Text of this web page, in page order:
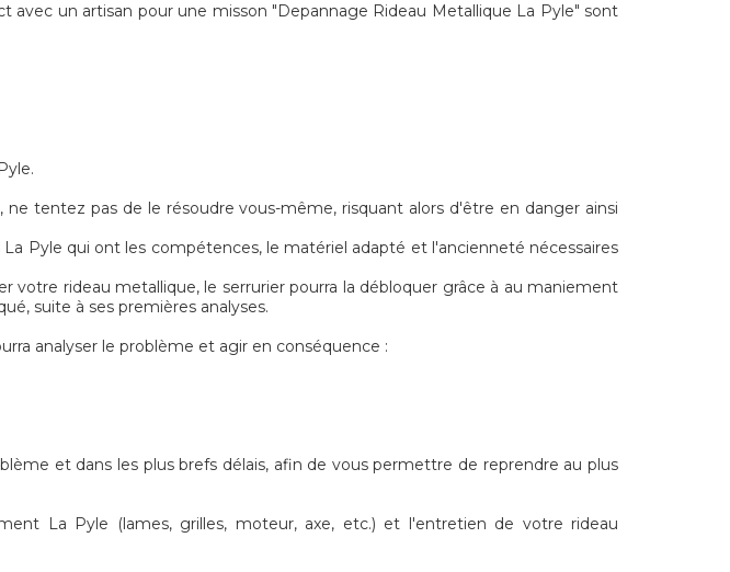
un artisan pour une misson "Depannage Rideau Metallique La Pyle" sont
tentez pas de le résoudre vous-même, risquant alors d'être en danger ainsi
Pyle qui ont les compétences, le matériel adapté et l'ancienneté nécessaires
votre rideau metallique, le serrurier pourra la débloquer grâce à au maniement
suite à ses premières analyses.
analyser le problème et agir en conséquence :
et dans les plus brefs délais, afin de vous permettre de reprendre au plus
La Pyle (lames, grilles, moteur, axe, etc.) et l'entretien de votre rideau